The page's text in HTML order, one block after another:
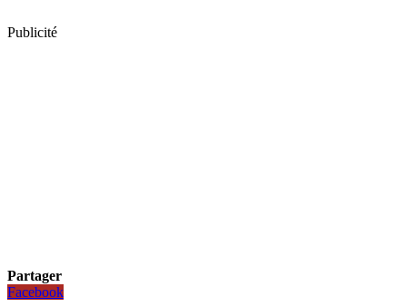
Publicité
Partager
Facebook